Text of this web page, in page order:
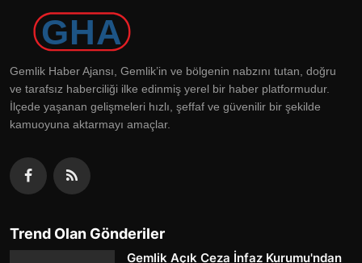
Gemlik Haber Ajansı, Gemlik’in ve bölgenin nabzını tutan, doğru
ve tarafsız haberciliği ilke edinmiş yerel bir haber platformudur.
İlçede yaşanan gelişmeleri hızlı, şeffaf ve güvenilir bir şekilde
kamuoyuna aktarmayı amaçlar.
Trend Olan Gönderiler
Gemlik Açık Ceza İnfaz Kurumu'ndan